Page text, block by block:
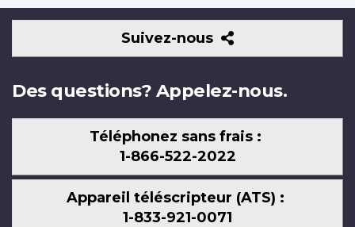
Suivez-nous
Suivez-
nous
Des questions? Appelez-nous.
Téléphonez sans frais :
1-866-522-2022
Appareil téléscripteur (ATS) :
1-833-921-0071